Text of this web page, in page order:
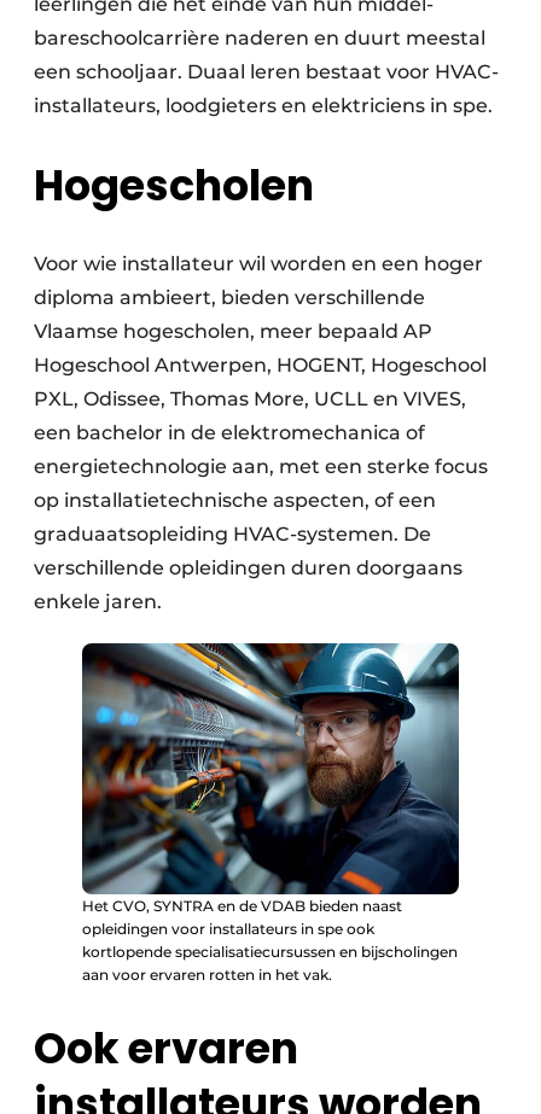
bareschoolcarrière naderen en duurt meestal
een schooljaar. Duaal leren bestaat voor HVAC-
installateurs, loodgieters en elektriciens in spe.
Hogescholen
Voor wie installateur wil worden en een hoger
diploma ambieert, bieden verschillende
Vlaamse hogescholen, meer bepaald AP
Hogeschool Antwerpen, HOGENT, Hogeschool
PXL, Odissee, Thomas More, UCLL en VIVES,
een bachelor in de elektromechanica of
energietechnologie aan, met een sterke focus
op installatietechnische aspecten, of een
graduaatsopleiding HVAC-systemen. De
verschillende opleidingen duren doorgaans
enkele jaren.
Het CVO, SYNTRA en de VDAB bieden naast
opleidingen voor installateurs in spe ook
kortlopende specialisatiecursussen en bijscholingen
aan voor ervaren rotten in het vak.
Ook ervaren